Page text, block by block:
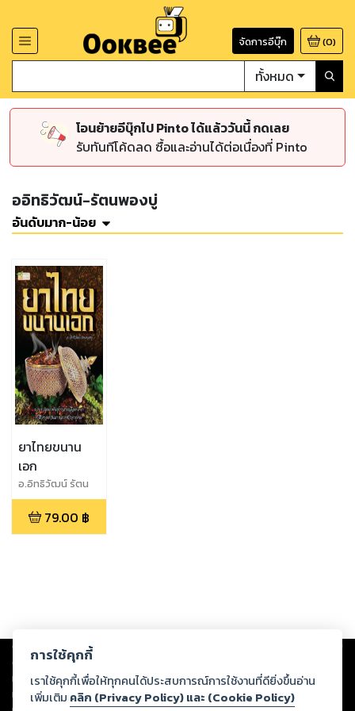
จัดการอีบุ๊ก (0)
ทั้งหมด
โอนย้ายอีบุ๊กไป Pinto ได้แล้ววันนี้ กดเลย
รับทันทีโค้ดลด ซื้อและอ่านได้ต่อเนื่องที่ Pinto
ออิทธิวัฒน์-รัตนพองบู่
อันดับมาก-น้อย
ยาไทยขนาน
เอก
อ.อิทธิวัฒน์ รัตน
พองบู่
79.00 ฿
Copyright © 2026
ต่อผลงานหรือเนื้อหาใดที่อัปโหลดผ่านเว็บไซต์และปรากฏว่าละเมิดสิทธิใน
ทรัพย์สินทางปัญญาของบุคคลอื่นหรือขัดต่อกฎหมายและศีลธรรม ดังนั้น ผู้อ่าน
ทุกท่านโปรดใช้วิจารณญาณในการกลั่นกรองด้วยตนเอง และหากท่านพบว่าส่วน
การใช้คุกกี้
เราใช้คุกกี้เพื่อให้ทุกคนได้ประสบการณ์การใช้งานที่ดียิ่งขึ้นอ่าน
เพิ่มเติม คลิก (Privacy Policy) และ (Cookie Policy)